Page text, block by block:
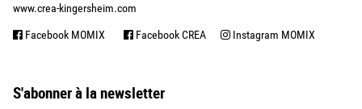
www.crea-kingersheim.com
Facebook MOMIX Facebook CREA Instagram MOMIX
S'abonner à la newsletter